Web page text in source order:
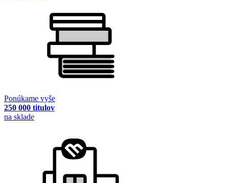
Ponúkame vyše
250 000 titulov
na sklade